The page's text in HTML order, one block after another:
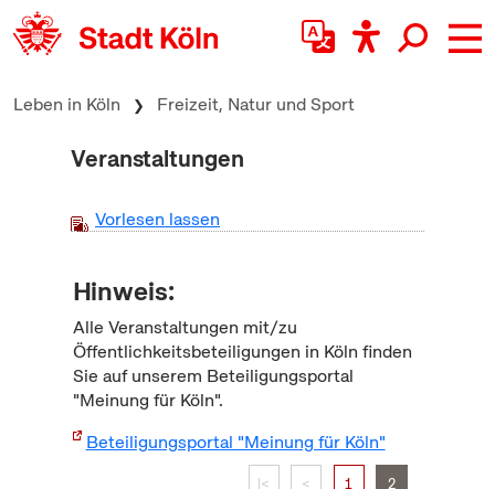
zum Inhalt springen
Leben in Köln Freizeit, Natur und Sport
Veranstaltungen
Vorlesen lassen
Hinweis:
Alle Veranstaltungen mit/zu
Öffentlichkeitsbeteiligungen in Köln finden
Sie auf unserem Beteiligungsportal
"Meinung für Köln".
Beteiligungsportal "Meinung für Köln"
|< < 1 2